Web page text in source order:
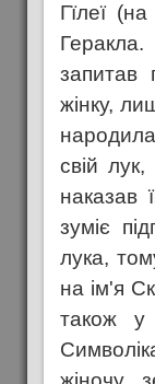
Гїлеї
запитав
жінку,
свій
наказав
зуміє
лука,
на ім'я
також у